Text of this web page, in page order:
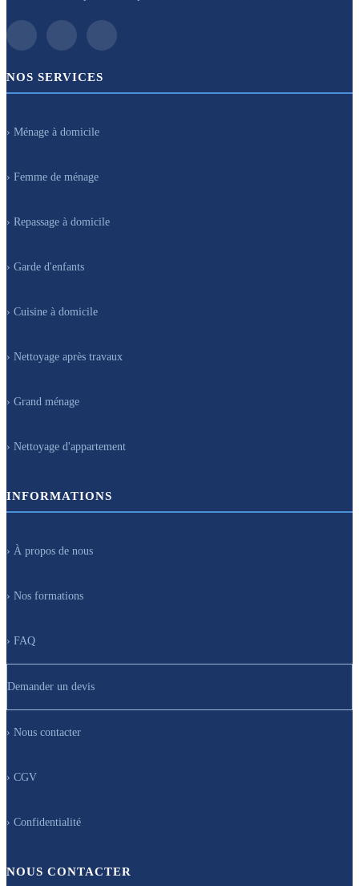
NOS SERVICES
› Ménage à domicile
› Femme de ménage
› Repassage à domicile
› Garde d'enfants
› Cuisine à domicile
› Nettoyage après travaux
› Grand ménage
› Nettoyage d'appartement
INFORMATIONS
› À propos de nous
› Nos formations
› FAQ
Demander un devis
› Nous contacter
› CGV
› Confidentialité
NOUS CONTACTER